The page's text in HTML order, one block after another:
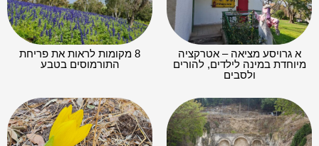
א גרויסע מציאה – אטרקציה
מיוחדת במינה לילדים, להורים
ולסבים
8 מקומות לראות את פריחת
התורמוסים בטבע